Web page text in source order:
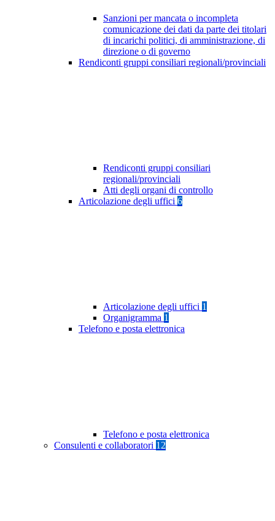
Sanzioni per mancata o incompleta
comunicazione dei dati da parte dei titolari
di incarichi politici, di amministrazione, di
direzione o di governo
Rendiconti gruppi consiliari regionali/provinciali
Rendiconti gruppi consiliari
regionali/provinciali
Atti degli organi di controllo
Articolazione degli uffici 6
Articolazione degli uffici 1
Organigramma 1
Telefono e posta elettronica
Telefono e posta elettronica
Consulenti e collaboratori 12